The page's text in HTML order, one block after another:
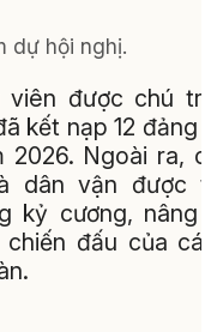
dự hội nghị.
được chú
kết nạp 12 đảng
2026. Ngoài ra,
dân vận được
kỷ cương, nâng
đấu của